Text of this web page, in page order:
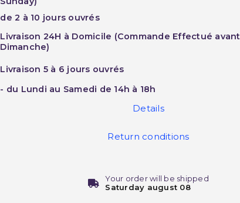
de 2 à 10 jours ouvrés
Livraison 24H à Domicile (Commande Effectué
Dimanche)
Livraison 5 à 6 jours ouvrés
- du Lundi au Samedi de 14h à 18h
Details
Return conditions
Your order will be shipped
Saturday august 08